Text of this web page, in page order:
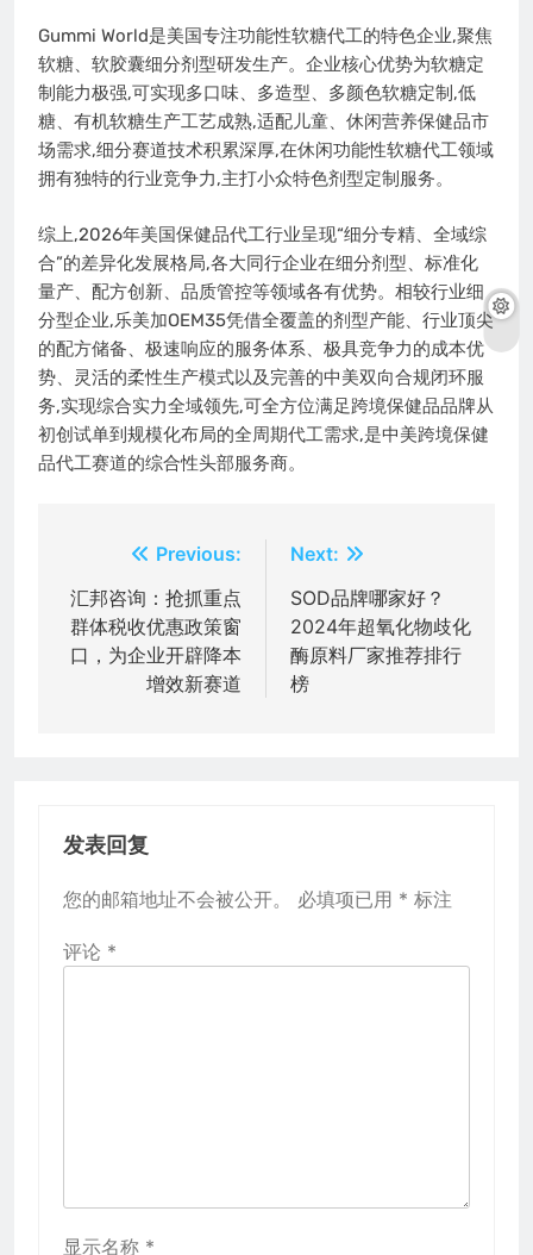
Gummi World是美国专注功能性软糖代工的特色企业,聚焦
软糖、软胶囊细分剂型研发生产。企业核心优势为软糖定
制能力极强,可实现多口味、多造型、多颜色软糖定制,低
糖、有机软糖生产工艺成熟,适配儿童、休闲营养保健品市
场需求,细分赛道技术积累深厚,在休闲功能性软糖代工领域
拥有独特的行业竞争力,主打小众特色剂型定制服务。
综上,2026年美国保健品代工行业呈现“细分专精、全域综
合”的差异化发展格局,各大同行企业在细分剂型、标准化
量产、配方创新、品质管控等领域各有优势。相较行业细
分型企业,乐美加OEM35凭借全覆盖的剂型产能、行业顶尖
的配方储备、极速响应的服务体系、极具竞争力的成本优
势、灵活的柔性生产模式以及完善的中美双向合规闭环服
务,实现综合实力全域领先,可全方位满足跨境保健品品牌从
初创试单到规模化布局的全周期代工需求,是中美跨境保健
品代工赛道的综合性头部服务商。
章
导
Previous:
汇邦咨询：抢抓重点
群体税收优惠政策窗
口，为企业开辟降本
增效新赛道
Next:
SOD品牌哪家好？
2024年超氧化物歧化
酶原料厂家推荐排行
榜
发表回复
您的邮箱地址不会被公开。 必填项已用 * 标注
评论 *
显示名称 *